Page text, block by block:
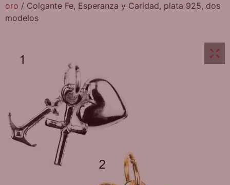
oro / Colgante Fe, Esperanza y Caridad, plata 925, dos
modelos